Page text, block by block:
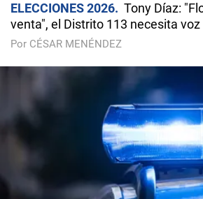
ELECCIONES 2026
Tony Díaz:
venta", el Distrito 113 necesita voz
Por CÉSAR MENÉNDEZ